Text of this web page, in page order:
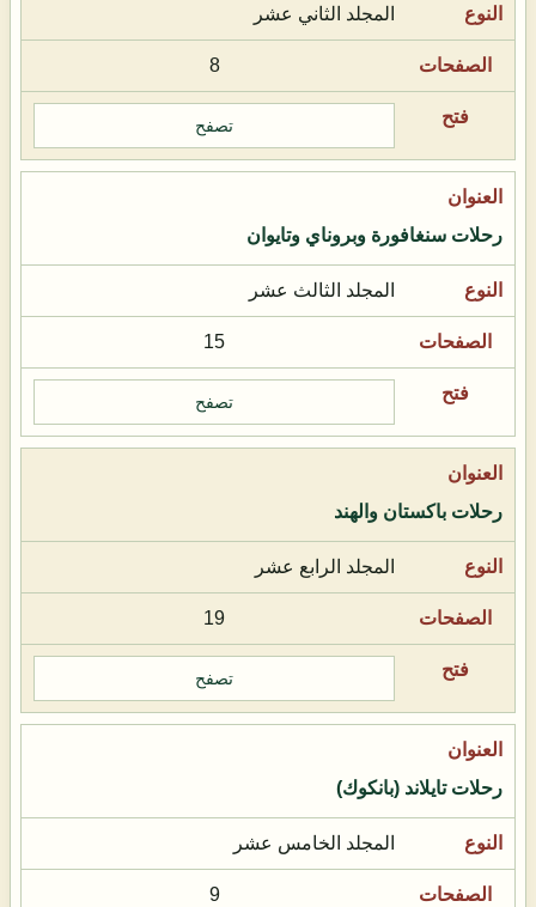
المجلد الثاني عشر
8
تصفح
رحلات سنغافورة وبروناي وتايوان
المجلد الثالث عشر
15
تصفح
رحلات باكستان والهند
المجلد الرابع عشر
19
تصفح
رحلات تايلاند (بانكوك)
المجلد الخامس عشر
9